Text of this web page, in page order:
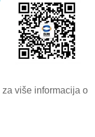
više informacija o